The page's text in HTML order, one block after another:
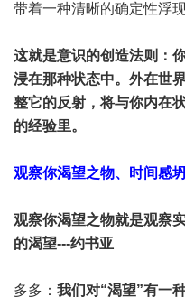
带着一种清晰的确定性浮现
这就是意识的创造法则：
浸在那种状态中。外在
整它的反射，将与你内在
的经验里。
观察你渴望之物、时间感
观察你渴望之物就是观察
的渴望---约书亚
多多： 我们对“渴望”有一